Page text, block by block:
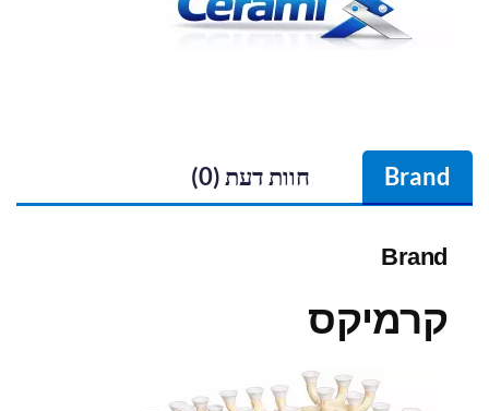
Brand חוות דעת (0)
Brand
קרמיקס